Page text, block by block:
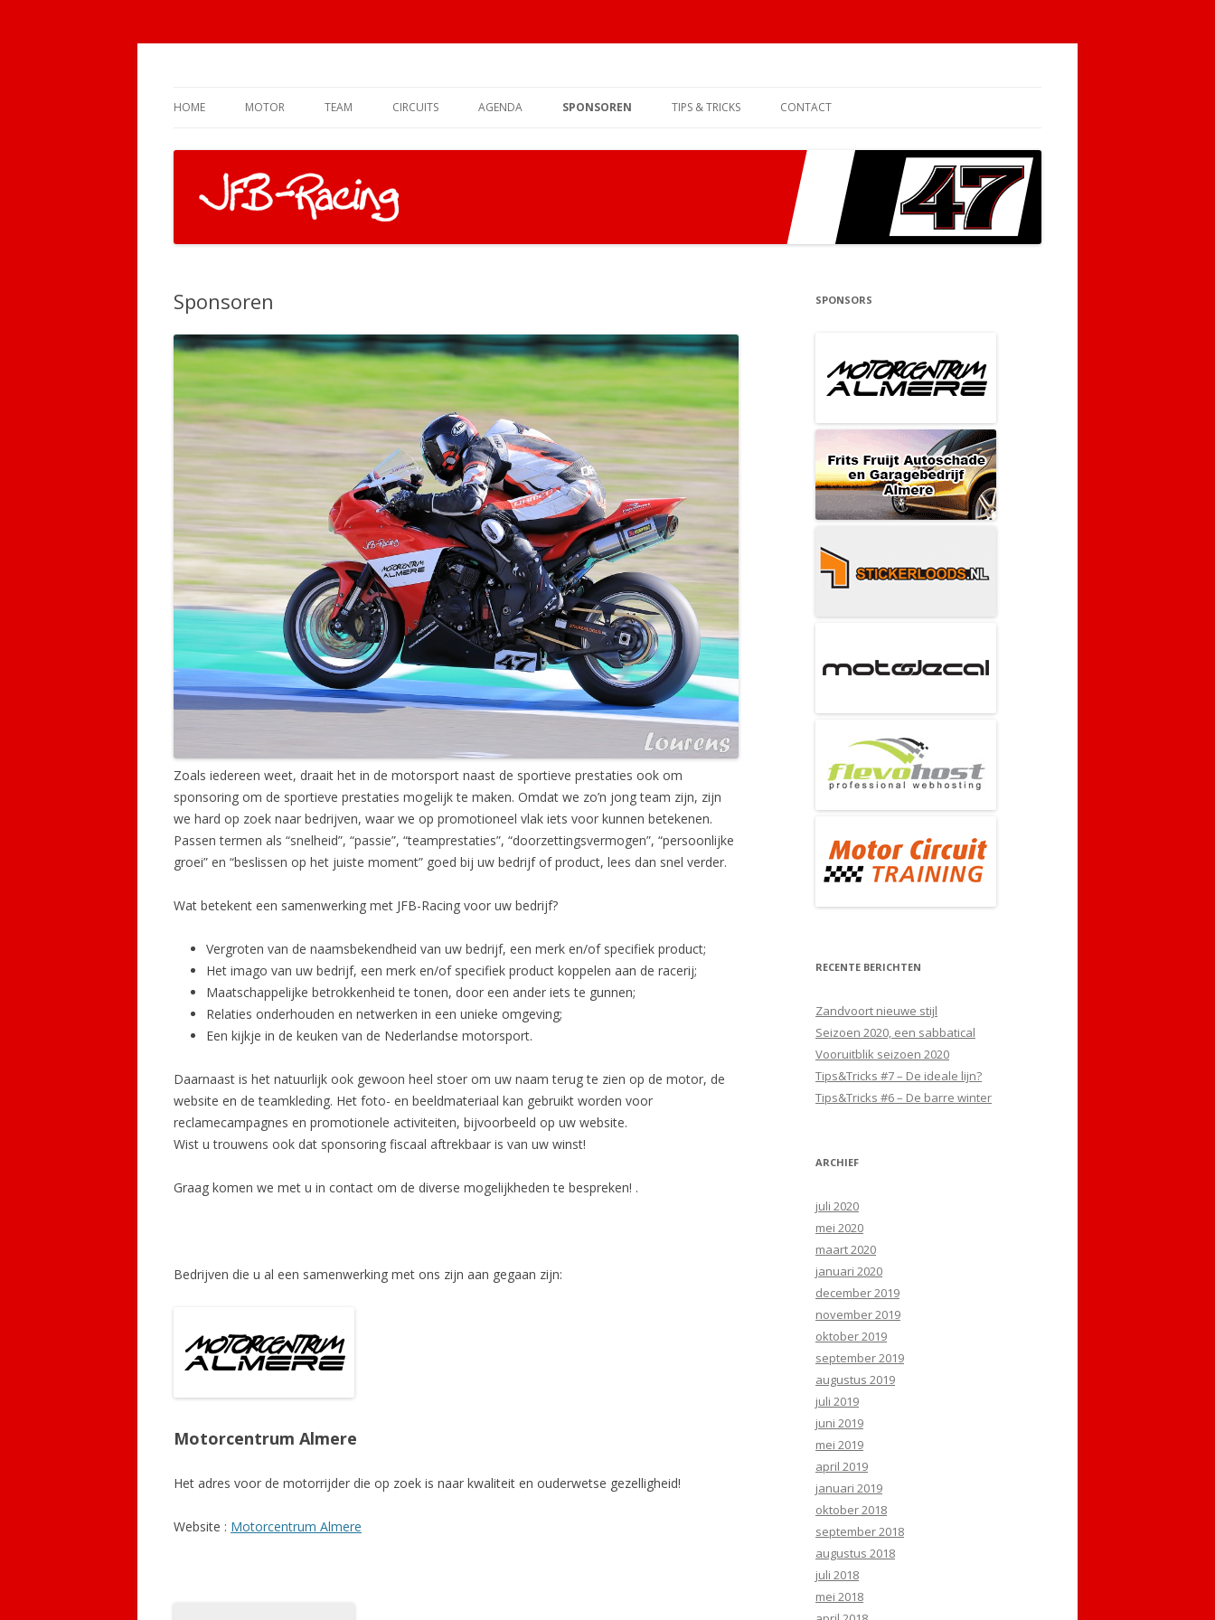
naar
HOME MOTOR TEAM CIRCUITS AGENDA SPONSOREN TIPS & TRICKS CONTACT
Sponsoren
Zoals iedereen weet, draait het in de motorsport naast de sportieve prestaties ook om
sponsoring om de sportieve prestaties mogelijk te maken. Omdat we zo’n jong team zijn, zijn
we hard op zoek naar bedrijven, waar we op promotioneel vlak iets voor kunnen betekenen.
Passen termen als “snelheid”, “passie”, “teamprestaties”, “doorzettingsvermogen”, “persoonlijke
groei” en “beslissen op het juiste moment” goed bij uw bedrijf of product, lees dan snel verder.
Wat betekent een samenwerking met JFB-Racing voor uw bedrijf?
Vergroten van de naamsbekendheid van uw bedrijf, een merk en/of specifiek product;
Het imago van uw bedrijf, een merk en/of specifiek product koppelen aan de racerij;
Maatschappelijke betrokkenheid te tonen, door een ander iets te gunnen;
Relaties onderhouden en netwerken in een unieke omgeving;
Een kijkje in de keuken van de Nederlandse motorsport.
Daarnaast is het natuurlijk ook gewoon heel stoer om uw naam terug te zien op de motor, de
website en de teamkleding. Het foto- en beeldmateriaal kan gebruikt worden voor
reclamecampagnes en promotionele activiteiten, bijvoorbeeld op uw website.
Wist u trouwens ook dat sponsoring fiscaal aftrekbaar is van uw winst!
Graag komen we met u in contact om de diverse mogelijkheden te bespreken! .
Bedrijven die u al een samenwerking met ons zijn aan gegaan zijn:
Motorcentrum Almere
Het adres voor de motorrijder die op zoek is naar kwaliteit en ouderwetse gezelligheid!
Website : Motorcentrum Almere
SPONSORS
RECENTE BERICHTEN
Zandvoort nieuwe stijl
Seizoen 2020, een sabbatical
Vooruitblik seizoen 2020
Tips&Tricks #7 – De ideale lijn?
Tips&Tricks #6 – De barre winter
ARCHIEF
juli 2020
mei 2020
maart 2020
januari 2020
december 2019
november 2019
oktober 2019
september 2019
augustus 2019
juli 2019
juni 2019
mei 2019
april 2019
januari 2019
oktober 2018
september 2018
augustus 2018
juli 2018
mei 2018